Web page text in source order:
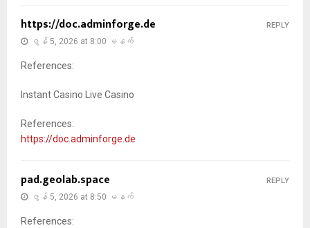
https://doc.adminforge.de
ဇွန် 5, 2026 at 8:00 မနက်
References:
Instant Casino Live Casino
References:
https://doc.adminforge.de
REPLY
pad.geolab.space
ဇွန် 5, 2026 at 8:50 မနက်
References:
REPLY